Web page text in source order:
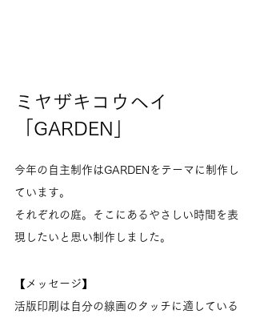
ミヤザキコウヘイ
「GARDEN」
今年の自主制作はGARDENをテーマに制作し
ています。
それぞれの庭。そこにあるやさしい時間を表
現したいと思い制作しました。
【メッセージ】
活版印刷は自分の線画のタッチに適している